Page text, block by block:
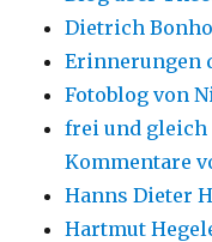
Dietrich
Erinnerungen
Fotoblog von
frei und gleich
Kommentare
Hanns Dieter
Hartmut